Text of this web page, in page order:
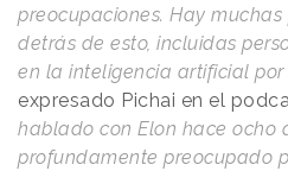
preocupaciones. Hay
detrás de esto, incluidas
en la inteligencia artificial
expresado Pichai en el
hablado con Elon hace ocho
profundamente preocupado